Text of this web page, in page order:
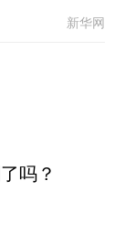
新华网
吗？